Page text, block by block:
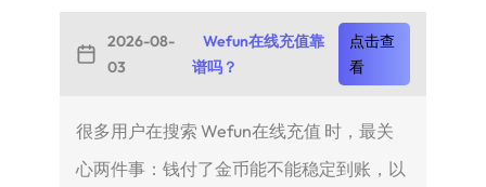
2026-08-
03
Wefun在线充值靠
谱吗？
点击查
看
很多用户在搜索 Wefun在线充值 时，最关
心两件事：钱付了金币能不能稳定到账，以